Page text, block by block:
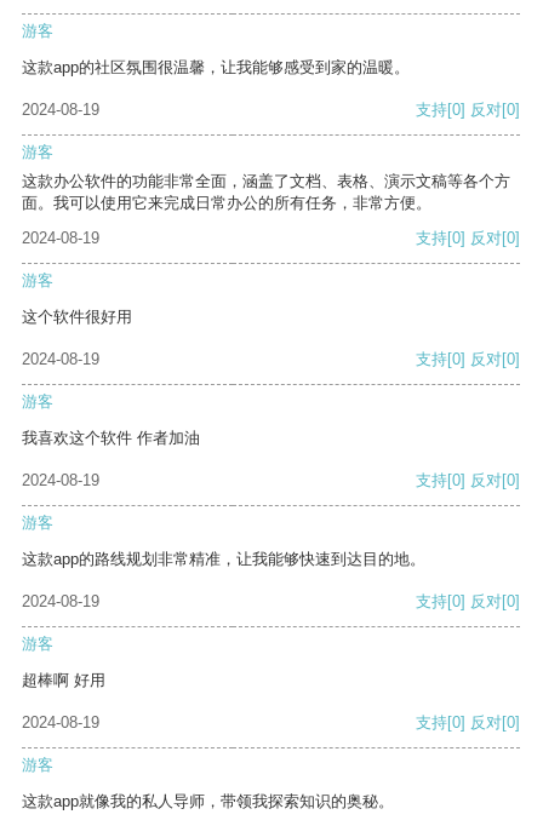
游客
这款app的社区氛围很温馨，让我能够感受到家的温暖。
2024-08-19 支持[0] 反对[0]
游客
这款办公软件的功能非常全面，涵盖了文档、表格、演示文稿等各个方
面。我可以使用它来完成日常办公的所有任务，非常方便。
2024-08-19
支持[0] 反对[0]
游客
这个软件很好用
2024-08-19 支持[0] 反对[0]
游客
我喜欢这个软件 作者加油
2024-08-19 支持[0] 反对[0]
游客
这款app的路线规划非常精准，让我能够快速到达目的地。
2024-08-19 支持[0] 反对[0]
游客
超棒啊 好用
2024-08-19 支持[0] 反对[0]
游客
这款app就像我的私人导师，带领我探索知识的奥秘。